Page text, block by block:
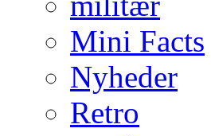
Mini Facts
Nyheder
Retro